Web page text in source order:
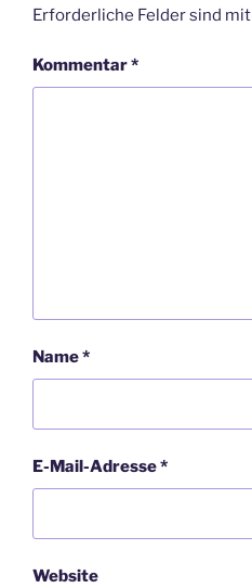
Erforderliche Felder sind mit
Kommentar*
Name*
E-Mail-Adresse*
Website